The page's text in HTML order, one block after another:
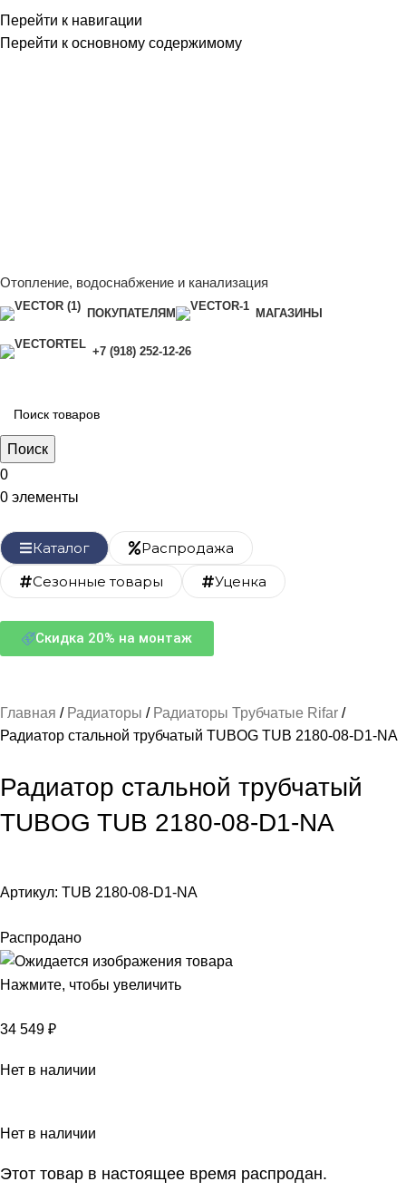
Перейти к навигации
Перейти к основному содержимому
Отопление, водоснабжение и канализация
ПОКУПАТЕЛЯМ МАГАЗИНЫ
+7 (918) 252-12-26
Поиск
0
0 элементы
Каталог
Распродажа
Сезонные товары
Уценка
Скидка 20% на монтаж
Главная Радиаторы
Радиаторы Трубчатые Rifar
Радиатор стальной трубчатый TUBOG TUB 2180-08-D1-NA
Радиатор стальной трубчатый
TUBOG TUB 2180-08-D1-NA
Артикул: TUB 2180-08-D1-NA
Распродано
Нажмите, чтобы увеличить
34 549 ₽
Нет в наличии
Нет в наличии
Этот товар в настоящее время распродан.